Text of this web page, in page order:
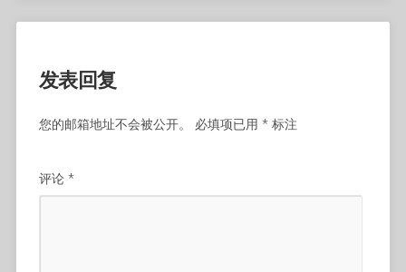
发表回复
您的邮箱地址不会被公开。 必填项已用 *标注
评论 *